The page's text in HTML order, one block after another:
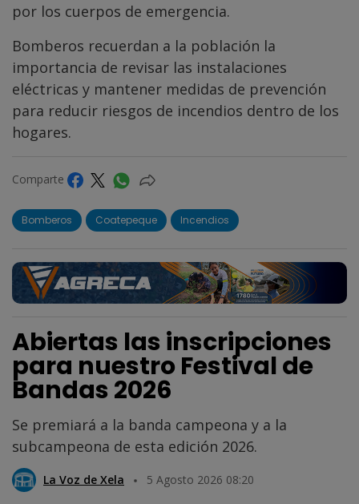
por los cuerpos de emergencia.
Bomberos recuerdan a la población la
importancia de revisar las instalaciones
eléctricas y mantener medidas de prevención
para reducir riesgos de incendios dentro de los
hogares.
Comparte
Bomberos Coatepeque Incendios
Abiertas las inscripciones
para nuestro Festival de
Bandas 2026
Se premiará a la banda campeona y a la
subcampeona de esta edición 2026.
La Voz de Xela 5 Agosto 2026 08:20